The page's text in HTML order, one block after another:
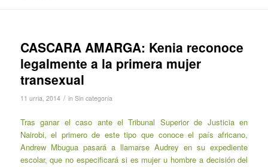
CASCARA AMARGA: Kenia reconoce
legalmente a la primera mujer
transexual
11 urria, 2014 / in Sin categoría
Tras ganar el caso ante el Tribunal Superior de Justicia en
Nairobi, el primero de este tipo que conoce el país africano,
Andrew Mbugua pasará a llamarse Audrey en su expediente
escolar, que no especificará si es mujer u hombre a decisión del